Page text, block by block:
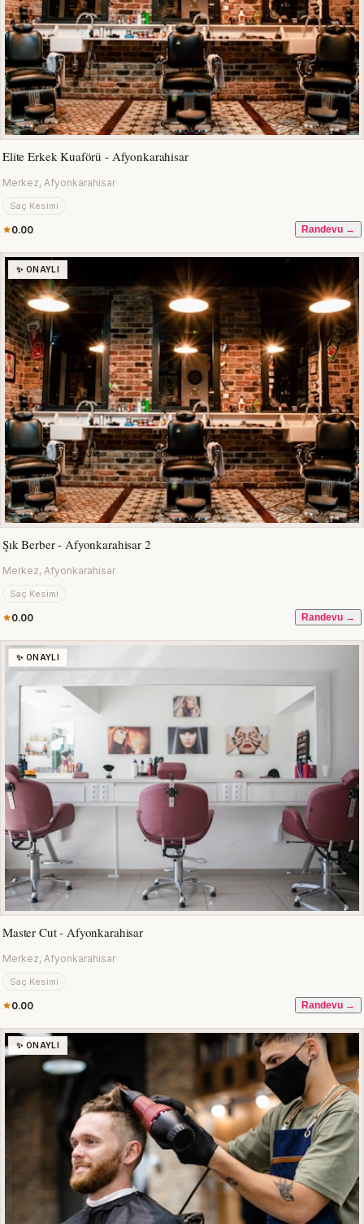
Elite Erkek Kuaförü - Afyonkarahisar
Merkez, Afyonkarahisar
Saç Kesimi
0.00 Randevu →
✨ ONAYLI
Şık Berber - Afyonkarahisar 2
Merkez, Afyonkarahisar
Saç Kesimi
0.00 Randevu →
✨ ONAYLI
Master Cut - Afyonkarahisar
Merkez, Afyonkarahisar
Saç Kesimi
0.00 Randevu →
✨ ONAYLI